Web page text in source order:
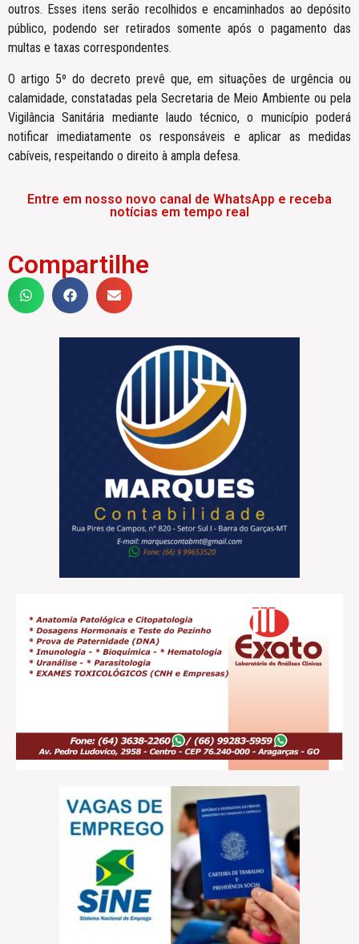
outros. Esses itens serão recolhidos e encaminhados ao depósito
público, podendo ser retirados somente após o pagamento das
multas e taxas correspondentes.
O artigo 5º do decreto prevê que, em situações de urgência ou
calamidade, constatadas pela Secretaria de Meio Ambiente ou pela
Vigilância Sanitária mediante laudo técnico, o município poderá
notificar imediatamente os responsáveis e aplicar as medidas
cabíveis, respeitando o direito à ampla defesa.
Entre em nosso novo canal de WhatsApp e receba
notícias em tempo real
Compartilhe